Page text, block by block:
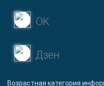
OK
Дзен
Возрастная категория